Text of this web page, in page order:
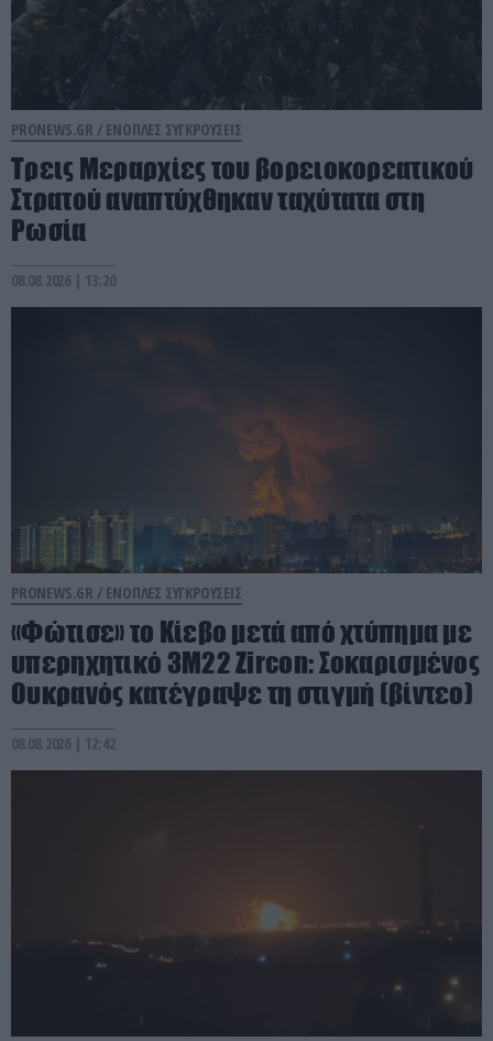
PRONEWS.GR / ΕΝΟΠΛΕΣ ΣΥΓΚΡΟΥΣΕΙΣ
Τρεις Μεραρχίες του βορειοκορεατικού
Στρατού αναπτύχθηκαν ταχύτατα στη
Ρωσία
08.08.2026 | 13:20
PRONEWS.GR / ΕΝΟΠΛΕΣ ΣΥΓΚΡΟΥΣΕΙΣ
«Φώτισε» το Κίεβο μετά από χτύπημα με
υπερηχητικό 3M22 Zircon: Σοκαρισμένος
Ουκρανός κατέγραψε τη στιγμή (βίντεο)
08.08.2026 | 12:42